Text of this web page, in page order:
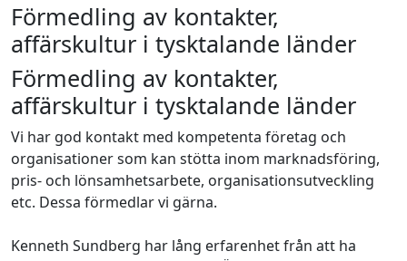
Förmedling av kontakter,
affärskultur i tysktalande länder
Förmedling av kontakter,
affärskultur i tysktalande länder
Vi har god kontakt med kompetenta företag och
organisationer som kan stötta inom marknadsföring,
pris- och lönsamhetsarbete, organisationsutveckling
etc. Dessa förmedlar vi gärna.
Kenneth Sundberg har lång erfarenhet från att ha